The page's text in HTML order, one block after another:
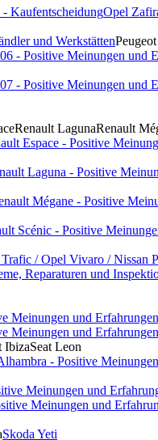
KaufentscheidungOpel
und Werkstätten
- Positive Meinungen und
- Positive Meinungen und
Renault LagunaRenault
Espace - Positive
Laguna - Positive
Mégane - Positive
Scénic - Positive
/ Opel Vivaro / Nissan
Reparaturen und
Meinungen und Erfahrungen
Meinungen und Erfahrungen
IbizaSeat Leon
- Positive
Meinungen und
Meinungen und
Skoda Yeti